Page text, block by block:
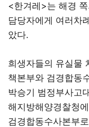
<한겨레>는 해경
담당자에게 여러차
았다.
희생자들의 유실물
책본부와 검경합동
박승기 범정부사고
해지방해양경찰청
검경합동수사본부